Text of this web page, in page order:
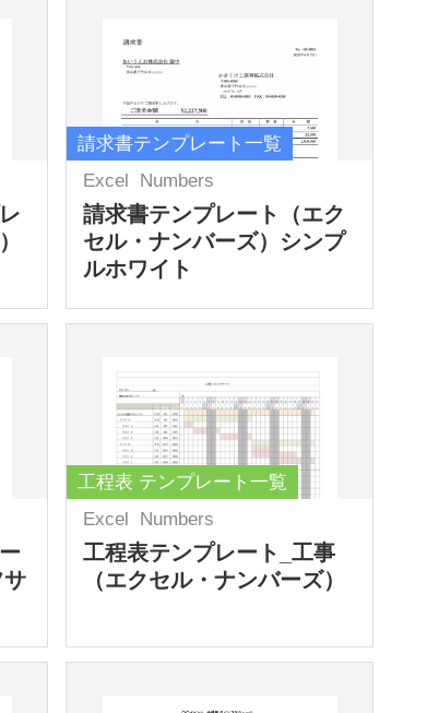
請求書テンプレート一覧
Excel
Numbers
請求書テンプレート（エク
セル・ナンバーズ）シンプ
ルホワイト
サ
工程表 テンプレート一覧
Excel
Numbers
工程表テンプレート_工事
（エクセル・ナンバーズ）